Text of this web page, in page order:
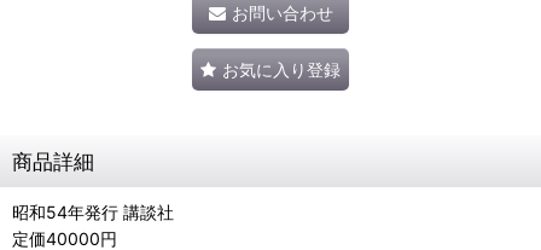
お問い合わせ
お気に入り登録
商品詳細
昭和54年発行 講談社
定価40000円